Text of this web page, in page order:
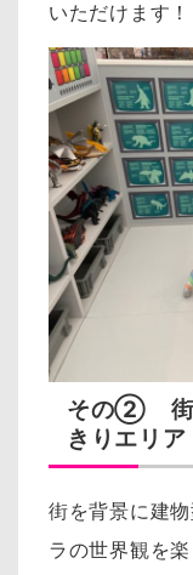
いただけます！
その② 街
きりエリア
街を背景に建
ラの世界観を